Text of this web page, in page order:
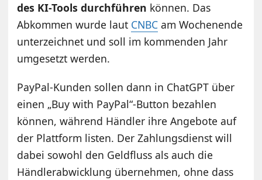
des KI-Tools durchführen können. Das
Abkommen wurde laut CNBC am Wochenende
unterzeichnet und soll im kommenden Jahr
umgesetzt werden.
PayPal-Kunden sollen dann in ChatGPT über
einen „Buy with PayPal“-Button bezahlen
können, während Händler ihre Angebote auf
der Plattform listen. Der Zahlungsdienst will
dabei sowohl den Geldfluss als auch die
Händlerabwicklung übernehmen, ohne dass